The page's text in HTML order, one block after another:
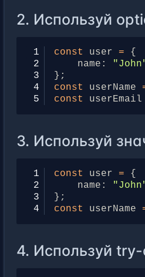
2. Используй
1 const user =
{
2
name :
3
};
4
const userName
5
const userEmail
3. Используй
1 const user =
{
2
name :
3
};
4
const userName
4. Используй